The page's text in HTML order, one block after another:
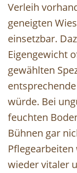
Verleih
geneigten
einsetzbar.
Eigengewicht
gewählten
würde. Bei
feuchten
Bühnen gar
wieder vitaler